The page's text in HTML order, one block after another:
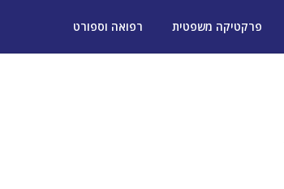
פרקטיקה משפטית רפואה וספורט